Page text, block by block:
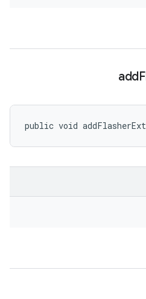
add
public void